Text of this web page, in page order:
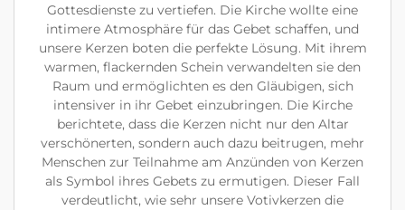
Gottesdienste zu vertiefen. Die Kirche wollte eine
intimere Atmosphäre für das Gebet schaffen, und
unsere Kerzen boten die perfekte Lösung. Mit ihrem
warmen, flackernden Schein verwandelten sie den
Raum und ermöglichten es den Gläubigen, sich
intensiver in ihr Gebet einzubringen. Die Kirche
berichtete, dass die Kerzen nicht nur den Altar
verschönerten, sondern auch dazu beitrugen, mehr
Menschen zur Teilnahme am Anzünden von Kerzen
als Symbol ihres Gebets zu ermutigen. Dieser Fall
verdeutlicht, wie sehr unsere Votivkerzen die